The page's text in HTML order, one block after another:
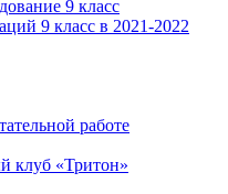
9 класс
9 класс в 2021-2022
работе
клуб «Тритон»